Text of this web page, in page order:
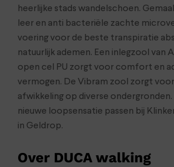
heerlijke stads wandelschoen.
leer en anti bacteriële zachte
voering voor de beste transpiratie
natuurlijk ademen. Een inlegzool van
open cel PU zorgt voor comfort en
vermogen. De Vibram zool zorgt
afwikkeling op diverse ondergronden.
nieuwe loopsensatie passen bij
in Geldrop.
Over DUCA walking